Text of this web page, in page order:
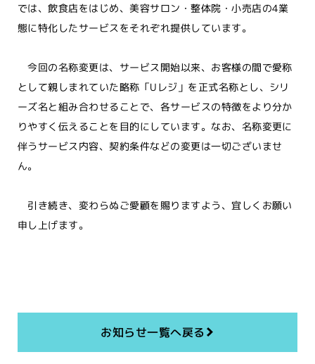
では、飲食店をはじめ、美容サロン・整体院・小売店の4業
態に特化したサービスをそれぞれ提供しています。
今回の名称変更は、サービス開始以来、お客様の間で愛称
として親しまれていた略称「Uレジ」を正式名称とし、シリ
ーズ名と組み合わせることで、各サービスの特徴をより分か
りやすく伝えることを目的にしています。なお、名称変更に
伴うサービス内容、契約条件などの変更は一切ございませ
ん。
引き続き、変わらぬご愛顧を賜りますよう、宜しくお願い
申し上げます。
お知らせ一覧へ戻る